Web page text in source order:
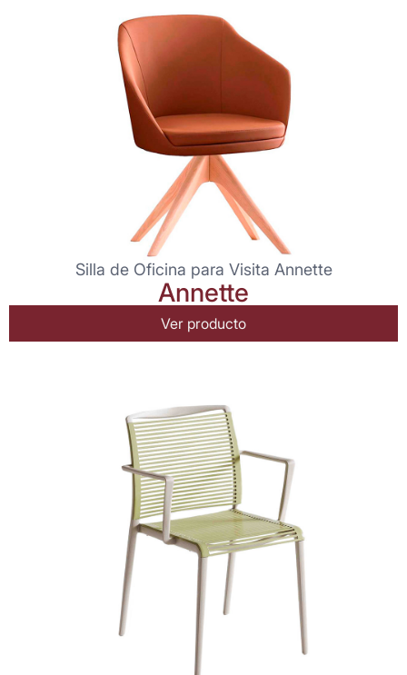
Silla de Oficina para Visita Annette
Annette
Ver producto